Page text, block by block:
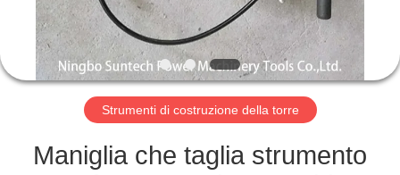
CONTROLLO
DELLA
QUALITÀ
NOTIZIE
Strumenti di costruzione della torre
Maniglia che taglia strumento